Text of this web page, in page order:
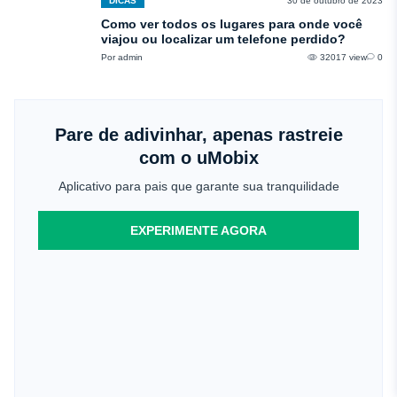
Como ver todos os lugares para onde você
viajou ou localizar um telefone perdido?
Por admin 32017 view 0
Pare de adivinhar, apenas rastreie
com o uMobix
Aplicativo para pais que garante sua tranquilidade
EXPERIMENTE AGORA